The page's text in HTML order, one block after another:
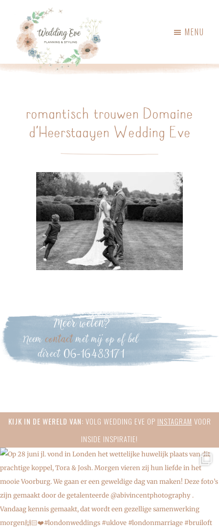
main
content
primary
sidebar
Wedding
Weddingplanner,
ceremoniemeester
MENU
romantisch trouwen Domaine
d’Heerstaayen Wedding Eve
Meer weten?
Neemcontactmet mij op of bel
direct 06-16483171
Primary
KIJK IN DE WERELD VAN: VOLG WEDDING EVE OP INSTAGRAM VOOR
INSIDE INSPIRATIE!